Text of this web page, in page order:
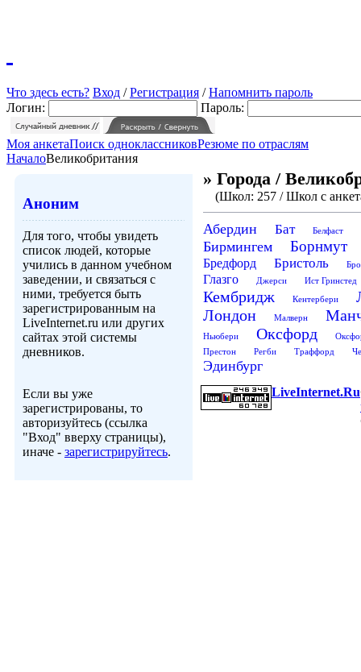
Что здесь есть? Вход /Регистрация /Напомнить пароль
Логин:
Пароль:
Моя анкетаПоиск одноклассниковРезюме по отраслям
НачалоВеликобритания
Аноним
Для того, чтобы увидеть
список людей, которые
учились в данном учебном
заведении, и связаться с
ними, требуется быть
зарегистрированным на
LiveInternet.ru или других
сайтах этой системы
дневников.
Если вы уже
зарегистрированы, то
авторизуйтесь (ссылка
"Вход" вверху страницы),
иначе - зарегистрируйтесь.
» Города /
(Школ: 257 / Школ с
Абердин Бат Белфаст
Бирмингем Борнмут
Бредфорд Бристоль
Глазго Джерси Ист Гринстед
Кембридж Кентербери
Лондон Малверн
Ньюбери Оксфорд
Престон
Регби Траффорд
Эдинбург
LiveInternet.Ru